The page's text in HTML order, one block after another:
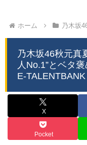
ホーム 乃木坂
乃木坂46秋元真
人No.1”とベタ
E-TALENTBANK
X
Pocket